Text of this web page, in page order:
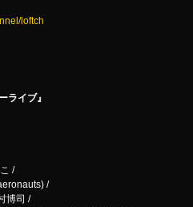
loftch
ライブ』
/
/
博司 /